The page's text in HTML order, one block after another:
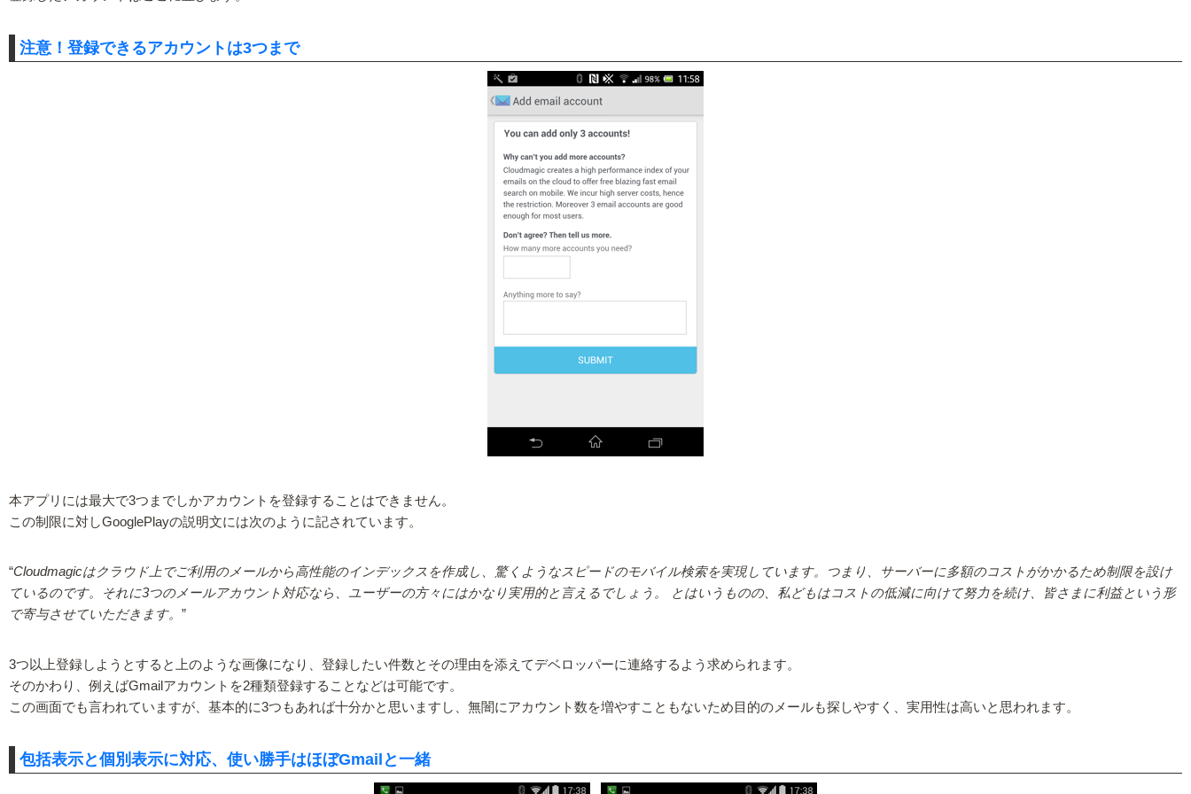
注意！登録できるアカウントは3つまで
本アプリには最大で3つまでしかアカウントを登録することはできません。
この制限に対しGooglePlayの説明文には次のように記されています。
“Cloudmagicはクラウド上でご利用のメールから高性能のインデックスを作成し、驚くようなスピードのモバイル検索を実現しています。つまり、サーバーに多額のコストがかかるため制限を設け
ているのです。それに3つのメールアカウント対応なら、ユーザーの方々にはかなり実用的と言えるでしょう。 とはいうものの、私どもはコストの低減に向けて努力を続け、皆さまに利益という形
で寄与させていただきます。 ”
3つ以上登録しようとすると上のような画像になり、登録したい件数とその理由を添えてデベロッパーに連絡するよう求められます。
そのかわり、例えばGmailアカウントを2種類登録することなどは可能です。
この画面でも言われていますが、基本的に3つもあれば十分かと思いますし、無闇にアカウント数を増やすこともないため目的のメールも探しやすく、実用性は高いと思われます。
包括表示と個別表示に対応、使い勝手はほぼGmailと一緒